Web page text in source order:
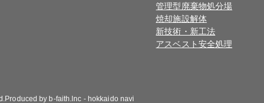
管理型廃棄物処分場
焼却施設解体
新技術・新工法
アスベスト安全処理
by b-faith.lnc - hokkaido navi